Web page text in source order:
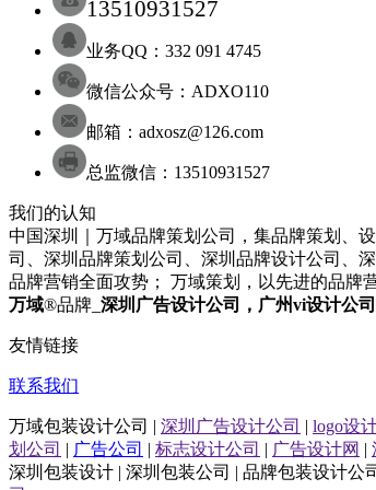
13510931527
业务QQ：332 091 4745
微信公众号：ADXO110
邮箱：adxosz@126.com
总监微信：13510931527
我们的认知
中国深圳｜万域品牌策划公司，集品牌策划、
司
深圳 品牌策划 公司 深圳 品牌设计公司
品牌营销全面攻势； 万域策划，以先进的品牌
万域®品牌_ 深圳 广告设计公司 ，广州vi设计公司
友情链接
联系我们
万域包装设计公司 | 深圳广告设计公司 | logo设
划公司 | 广告公司 | 标志设计公司 | 广告设计网 |
深圳包装设计 | 深圳包装公司 | 品牌包装设计公